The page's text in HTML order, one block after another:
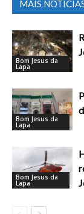
MAIS
Bom Jesus da
Lapa
Bom Jesus da
Lapa
Bom Jesus da
Lapa